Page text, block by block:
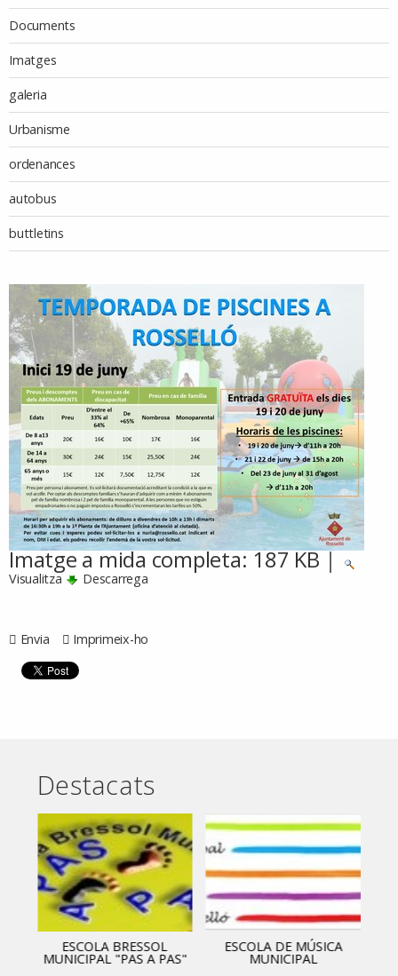
Documents
Imatges
galeria
Urbanisme
ordenances
autobus
buttletins
Imatge a mida completa:187 KB|
Visualitza Descarrega
Envia Imprimeix-ho
Destacats
ESCOLA BRESSOL
MUNICIPAL "PAS A PAS"
ESCOLA DE MÚSICA
MUNICIPAL